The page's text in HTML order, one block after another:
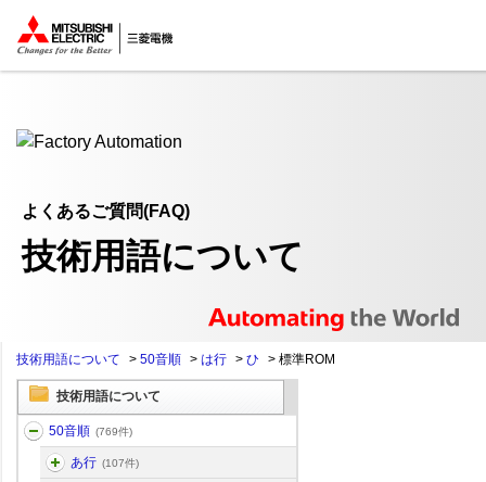
ここから本文
よくあるご質問(FAQ)
技術用語について
技術用語について > 50音順 > は行 > ひ > 標準ROM
技術用語について
50音順 (769件)
あ行 (107件)